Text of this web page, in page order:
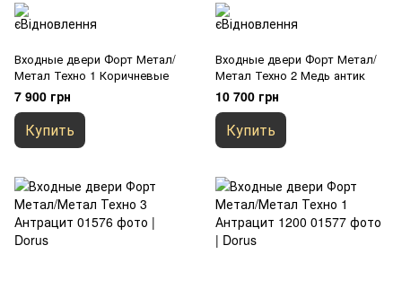
Входные двери Форт Метал/
Метал Техно 1 Коричневые
7 900 грн
Купить
Входные двери Форт Метал/
Метал Техно 2 Медь антик
10 700 грн
Купить